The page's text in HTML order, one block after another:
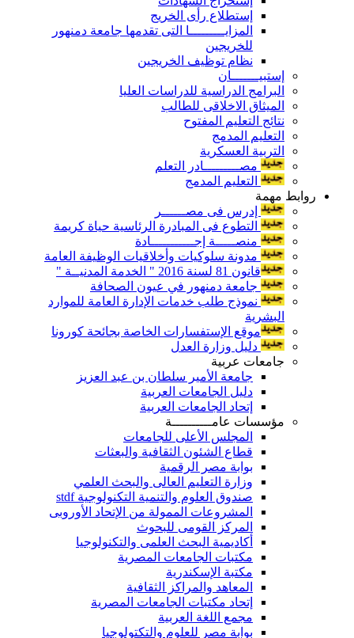
إستطلاع رأى الخريج
المزايـــــــــا التى تقدمها جامعة دمنهور
للخريجين
نظام توظيف الخريجين
إستبيـــــــان
البرامج الدراسية للدراسات العليا
الميثاق الاخلاقى للطالب
نتائج التعليم المفتوح
التعليم المدمج
التربية العسكرية
مصـــــــــادر التعلم
التعليم المدمج
روابط مهمة
إدرس فى مصــــــر
التطوع فى المبادرة الرئاسية حياة كريمة
منصـــــة إجـــــــــــادة
مدونة سلوكيات وأخلاقيات الوظيفة العامة
قانون 81 لسنة 2016 " الخدمة المدنيــة "
جامعة دمنهور في عيون الصحافة
نموذج طلب خدمات الإدارة العامة للموارد
البشرية
موقع الإستفسارات الخاصة بجائحة كورونا
دليل وزارة العدل
جامعات عربية
جامعة الأمير سلطان بن عبد العزيز
دليل الجامعات العربية
إتحاد الجامعات العربية
مؤسسات عامــــــــــة
المجلس الأعلى للجامعات
قطاع الشئون الثقافية والبعثات
بوابة مصر الرقمية
وزارة التعليم العالى والبحث العلمي
صندوق العلوم والتنمية التكنولوجية stdf
المشروعات الممولة من الإتحاد الأوروبى
المركز القومى للبحوث
أكاديمية البحث العلمى والتكنولوجيا
مكتبات الجامعات المصرية
مكتبة الإسكندرية
المعاهد والمراكز الثقافية
إتحاد مكتبات الجامعات المصرية
مجمع اللغة العربية
بوابة مصر للعلوم والتكتولوجيا